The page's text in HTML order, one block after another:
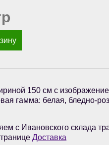
150 см с
гамма: белая, бледно-
с Ивановского склада
Доставка